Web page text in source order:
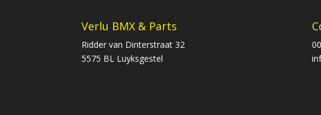
Verlu BMX & Parts
Ridder van Dinterstraat 32
5575 BL Luyksgestel